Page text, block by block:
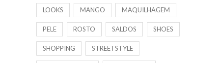
LOOKS MANGO MAQUILHAGEM
PELE ROSTO SALDOS SHOES
SHOPPING STREETSTYLE